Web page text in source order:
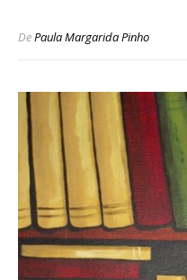
DePaula Margarida Pinho